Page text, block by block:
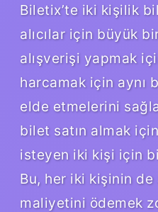
Biletix’te iki kişilik
alıcılar için büyük
alışverişi yapmak
harcamak için aynı
elde etmelerini
bilet satın almak
isteyen iki kişi için
Bu, her iki kişinin de
maliyetini ödemek